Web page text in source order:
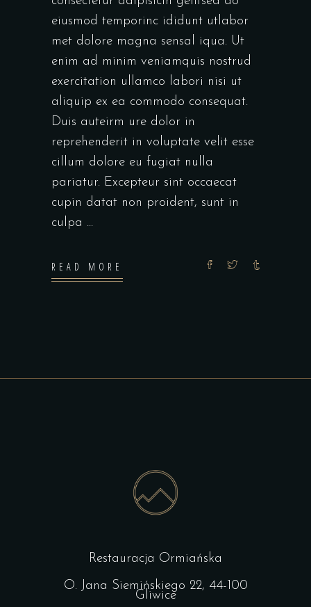
eiusmod temporinc ididunt utlabor
met dolore magna sensal iqua. Ut
enim ad minim veniamquis nostrud
exercitation ullamco labori nisi ut
aliquip ex ea commodo consequat.
Duis auteirm ure dolor in
reprehenderit in voluptate velit esse
cillum dolore eu fugiat nulla
pariatur. Excepteur sint occaecat
cupin datat non proident, sunt in
culpa
READ MORE
Restauracja Ormiańska
O. Jana Siemińskiego 22, 44-100
Gliwice